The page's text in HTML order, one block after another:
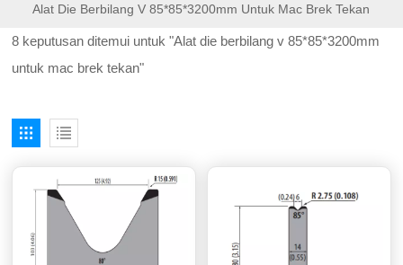
Alat Die Berbilang V 85*85*3200mm Untuk Mac Brek Tekan
8 keputusan ditemui untuk "Alat die berbilang v 85*85*3200mm
untuk mac brek tekan"